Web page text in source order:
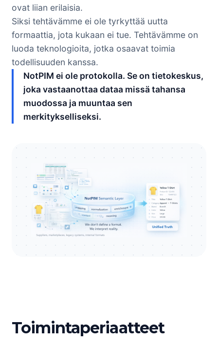
ovat liian erilaisia.
Siksi tehtävämme ei ole tyrkyttää uutta
formaattia, jota kukaan ei tue. Tehtävämme on
luoda teknologioita, jotka osaavat toimia
todellisuuden kanssa.
NotPIM ei ole protokolla. Se on tietokeskus,
joka vastaanottaa dataa missä tahansa
muodossa ja muuntaa sen
merkitykselliseksi.
Toimintaperiaatteet